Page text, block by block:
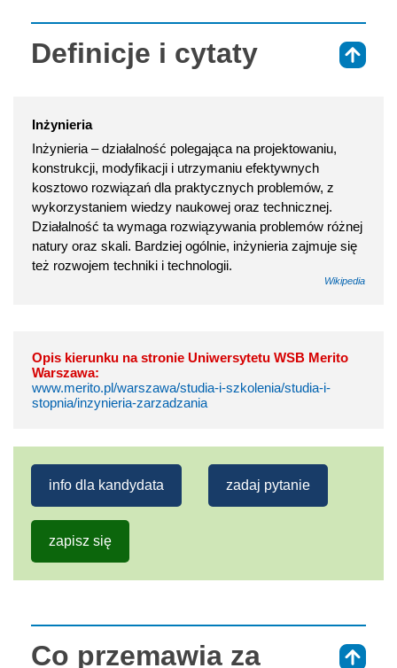
Definicje i cytaty
Inżynieria
Inżynieria – działalność polegająca na projektowaniu,
konstrukcji, modyfikacji i utrzymaniu efektywnych
kosztowo rozwiązań dla praktycznych problemów, z
wykorzystaniem wiedzy naukowej oraz technicznej.
Działalność ta wymaga rozwiązywania problemów różnej
natury oraz skali. Bardziej ogólnie, inżynieria zajmuje się
też rozwojem techniki i technologii.
Wikipedia
Opis kierunku na stronie Uniwersytetu WSB Merito
Warszawa:
www.merito.pl/warszawa/studia-i-szkolenia/studia-i-
stopnia/inzynieria-zarzadzania
info dla kandydata zadaj pytanie
zapisz się
Co przemawia za